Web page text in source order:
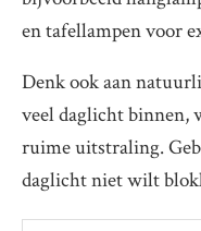
en tafellampen voor
Denk ook aan
veel daglicht binnen,
ruime uitstraling.
daglicht niet wilt